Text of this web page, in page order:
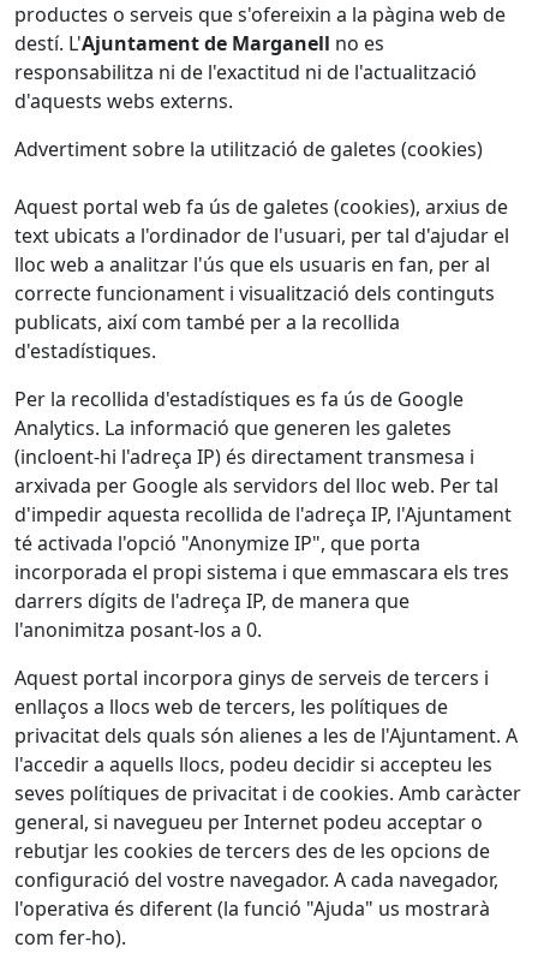
productes o serveis que s'ofereixin a la pàgina web de
destí. L'Ajuntament de Marganell no es
responsabilitza ni de l'exactitud ni de l'actualització
d'aquests webs externs.
Advertiment sobre la utilització de galetes (cookies)
Aquest portal web fa ús de galetes (cookies), arxius de
text ubicats a l'ordinador de l'usuari, per tal d'ajudar el
lloc web a analitzar l'ús que els usuaris en fan, per al
correcte funcionament i visualització dels continguts
publicats, així com també per a la recollida
d'estadístiques.
Per la recollida d'estadístiques es fa ús de Google
Analytics. La informació que generen les galetes
(incloent-hi l'adreça IP) és directament transmesa i
arxivada per Google als servidors del lloc web. Per tal
d'impedir aquesta recollida de l'adreça IP, l'Ajuntament
té activada l'opció "Anonymize IP", que porta
incorporada el propi sistema i que emmascara els tres
darrers dígits de l'adreça IP, de manera que
l'anonimitza posant-los a 0.
Aquest portal incorpora ginys de serveis de tercers i
enllaços a llocs web de tercers, les polítiques de
privacitat dels quals són alienes a les de l'Ajuntament. A
l'accedir a aquells llocs, podeu decidir si accepteu les
seves polítiques de privacitat i de cookies. Amb caràcter
general, si navegueu per Internet podeu acceptar o
rebutjar les cookies de tercers des de les opcions de
configuració del vostre navegador. A cada navegador,
l'operativa és diferent (la funció "Ajuda" us mostrarà
com fer-ho).